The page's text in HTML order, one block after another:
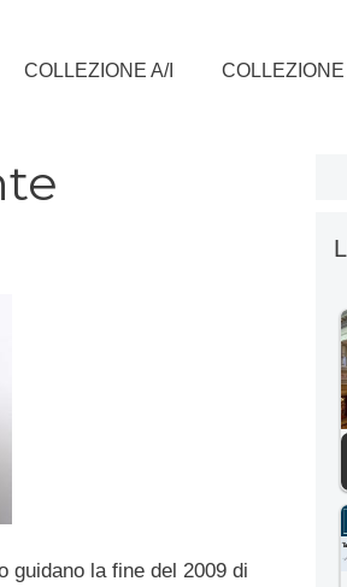
COLLEZIONE A/I
guidano la fine del 2009 di